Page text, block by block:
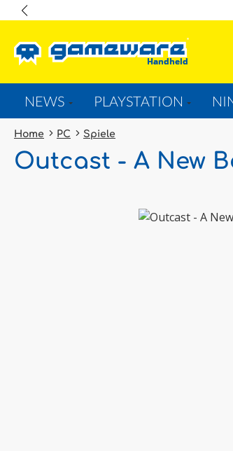
NEWS PLAYSTATION
Home PC Spiele
Outcast - A New
Bildergalerie überspringen